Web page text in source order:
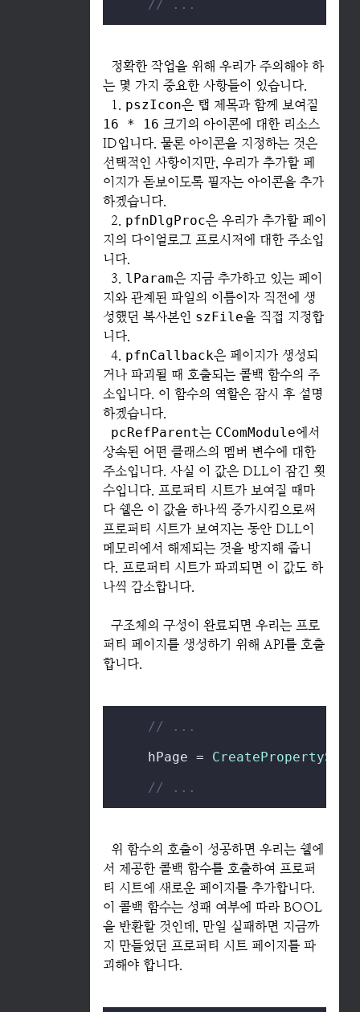
// ...
정확한 작업을 위해 우리가 주의해야 하
는 몇 가지 중요한 사항들이 있습니다.
1. pszIcon은 탭 제목과 함께 보여질
16 * 16 크기의 아이콘에 대한 리소스
ID입니다. 물론 아이콘을 지정하는 것은
선택적인 사항이지만, 우리가 추가할 페
이지가 돋보이도록 필자는 아이콘을 추가
하겠습니다.
2. pfnDlgProc은 우리가 추가할 페이
지의 다이얼로그 프로시저에 대한 주소입
니다.
3. lParam은 지금 추가하고 있는 페이
지와 관계된 파일의 이름이자 직전에 생
성했던 복사본인 szFile을 직접 지정합
니다.
4. pfnCallback은 페이지가 생성되
거나 파괴될 때 호출되는 콜백 함수의 주
소입니다. 이 함수의 역할은 잠시 후 설명
하겠습니다.
pcRefParent는 CComModule에서
상속된 어떤 클래스의 멤버 변수에 대한
주소입니다. 사실 이 값은 DLL이 잠긴 횟
수입니다. 프로퍼티 시트가 보여질 때마
다 쉘은 이 값을 하나씩 증가시킴으로써
프로퍼티 시트가 보여지는 동안 DLL이
메모리에서 해제되는 것을 방지해 줍니
다. 프로퍼티 시트가 파괴되면 이 값도 하
나씩 감소합니다.
구조체의 구성이 완료되면 우리는 프로
퍼티 페이지를 생성하기 위해 API를 호출
합니다.
// ...
hPage =
// ...
위 함수의 호출이 성공하면 우리는 쉘에
서 제공한 콜백 함수를 호출하여 프로퍼
티 시트에 새로운 페이지를 추가합니다.
이 콜백 함수는 성패 여부에 따라 BOOL
을 반환할 것인데, 만일 실패하면 지금까
지 만들었던 프로퍼티 시트 페이지를 파
괴해야 합니다.